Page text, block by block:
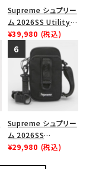
Supreme シュプリー
ム 2026SS Utility
Bag ユーティリティ
バッグ ブラック
¥39,980 (税込)
Supreme シュプリー
ム 2026SS
Shoulder Bag ショ
¥29,980 (税込)